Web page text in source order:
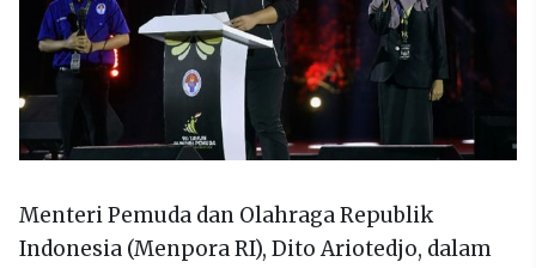
Menteri Pemuda dan Olahraga Republik
Indonesia (Menpora RI), Dito Ariotedjo, dalam